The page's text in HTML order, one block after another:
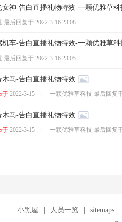
神-告白直播礼物特效-一颗优雅草
最后回复于 2022-3-16 23:08
车-告白直播礼物特效-一颗优雅草
最后回复于 2022-3-16 23:05
马-告白直播礼物特效
于 2022-3-15 一颗优雅草科技 最后回复
马-告白直播礼物特效
于 2022-3-15 一颗优雅草科技 最后回复
小黑屋 人员一览 sitemaps